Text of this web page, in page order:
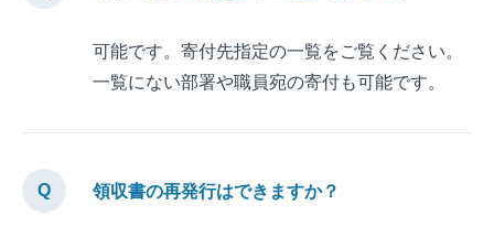
可能です。寄付先指定の一覧をご覧ください。
一覧にない部署や職員宛の寄付も可能です。
領収書の再発行はできますか？